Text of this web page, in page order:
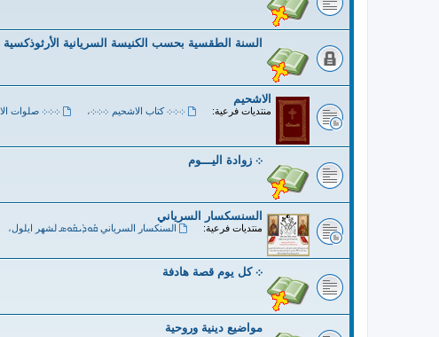
السنة الطقسية بحسب الكنيسة السريانية الأرثوذكسية
الاشحيم
منتديات فرعية: ܀܀܀ كتاب الاشحيم ܀܀܀، ܀܀܀ صلوات
܀ زوادة اليـــوم
السنسكسار السرياني
منتديات فرعية: السنكسار السرياني ܩܽܘܕܺܝܩܽܘܣ لشهر ايلول،
܀ كل يوم قصة هادفة
مواضيع دينية وروحية